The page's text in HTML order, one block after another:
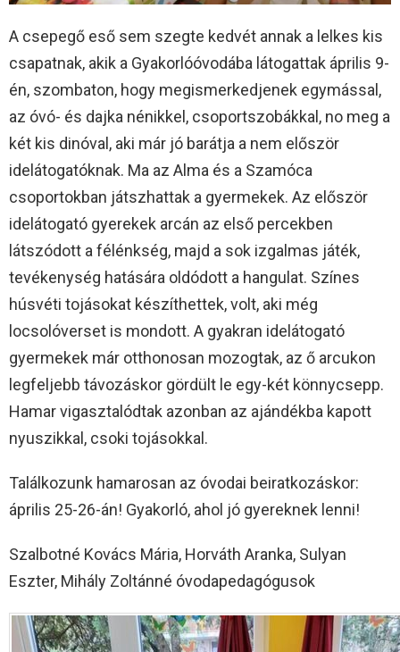
A csepegő eső sem szegte kedvét annak a lelkes kis
csapatnak, akik a Gyakorlóóvodába látogattak április 9-
én, szombaton, hogy megismerkedjenek egymással,
az óvó- és dajka nénikkel, csoportszobákkal, no meg a
két kis dinóval, aki már jó barátja a nem először
idelátogatóknak. Ma az Alma és a Szamóca
csoportokban játszhattak a gyermekek. Az először
idelátogató gyerekek arcán az első percekben
látszódott a félénkség, majd a sok izgalmas játék,
tevékenység hatására oldódott a hangulat. Színes
húsvéti tojásokat készíthettek, volt, aki még
locsolóverset is mondott. A gyakran idelátogató
gyermekek már otthonosan mozogtak, az ő arcukon
legfeljebb távozáskor gördült le egy-két könnycsepp.
Hamar vigasztalódtak azonban az ajándékba kapott
nyuszikkal, csoki tojásokkal.
Találkozunk hamarosan az óvodai beiratkozáskor:
április 25-26-án! Gyakorló, ahol jó gyereknek lenni!
Szalbotné Kovács Mária, Horváth Aranka, Sulyan
Eszter, Mihály Zoltánné óvodapedagógusok